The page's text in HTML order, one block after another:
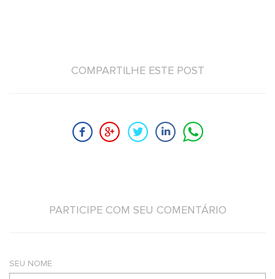
COMPARTILHE ESTE POST
PARTICIPE COM SEU COMENTÁRIO
SEU NOME